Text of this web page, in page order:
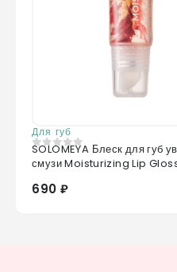
Для губ
0из 5
SOLOMEYA Блеск для губ
смузи Moisturizing Lip
690 ₽